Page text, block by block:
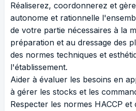
Réaliserez, coordonnerez et
autonome et rationnelle
de votre partie nécessaires à la
préparation et au dressage des
des normes techniques et
l'établissement.
Aider à évaluer les besoins en
à gérer les stocks et les
Respecter les normes HACCP et